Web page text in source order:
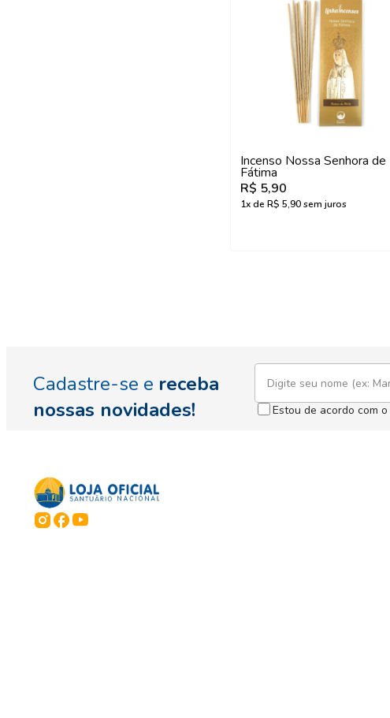
Incenso Nossa Senhora de
Fátima
R$ 5,90
1x de R$ 5,90sem juros
Cadastre-se e receba
nossas novidades!
Estou de acordo com o